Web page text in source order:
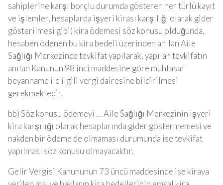
sahiplerine karşı borçlu durumda gösteren her türlü kayıt
ve işlemler, hesaplarda işyeri kirası karşılığı olarak gider
gösterilmesi gibi) kira ödemesi söz konusu olduğunda,
hesaben ödenen bu kira bedeli üzerinden anılan Aile
Sağlığı Merkezince tevkifat yapılarak, yapılan tevkifatın
anılan Kanunun 98 inci maddesine göre muhtasar
beyanname ile ilgili vergi dairesine bildirilmesi
gerekmektedir.
bb) Söz konusu ödemeyi … Aile Sağlığı Merkezinin işyeri
kira karşılığı olarak hesaplarında gider göstermemesi ve
nakden bir ödeme de olmaması durumunda ise tevkifat
yapılması söz konusu olmayacaktır.
Gelir Vergisi Kanununun 73 üncü maddesinde ise kiraya